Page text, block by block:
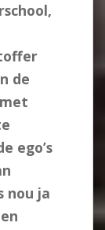
de
ego’s
nou ja